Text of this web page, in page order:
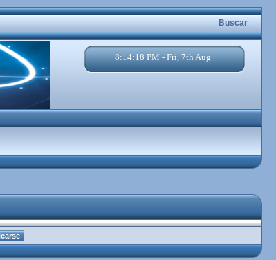
Buscar
8:14:19 PM - Fri, 7th Aug